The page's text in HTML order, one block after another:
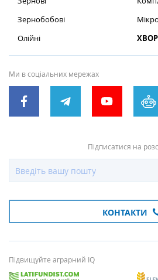
Зернобобові
Олійні
Ми в соціальних мережах
Підписатися на
КОНТАКТИ
Підвищуйте аграрний IQ